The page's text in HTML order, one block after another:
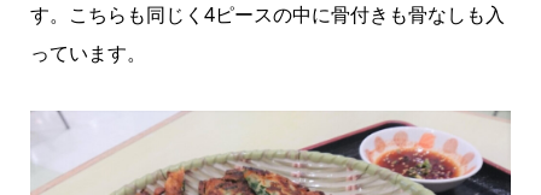
す。こちらも同じく4ピースの中に骨付きも骨なしも入
っています。